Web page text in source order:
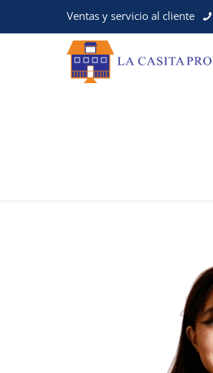
Ventas y servicio al cliente